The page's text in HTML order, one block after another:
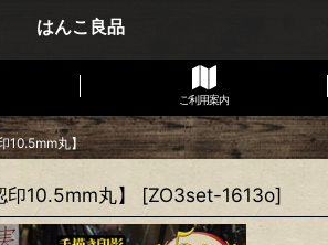
はんこ良品
ご利用案内
10.5mm丸】
10.5mm丸】 [ZO3set-1613o]